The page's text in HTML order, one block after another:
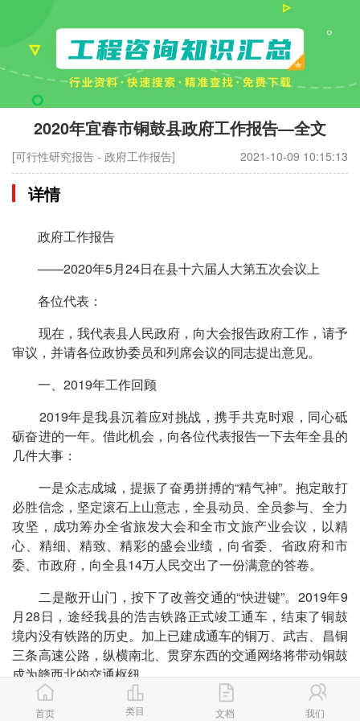
2020年宜春市铜鼓县政府工作报告—全文
[可行性研究报告 - 政府工作报告] 2021-10-09 10:15:13
详情
政府工作报告
——2020年5月24日在县十六届人大第五次会议上
各位代表：
现在，我代表县人民政府，向大会报告政府工作，请予
审议，并请各位政协委员和列席会议的同志提出意见。
一、2019年工作回顾
2019年是我县沉着应对挑战，携手共克时艰，同心砥
砺奋进的一年。借此机会，向各位代表报告一下去年全县的
几件大事：
一是众志成城，提振了奋勇拼搏的“精气神”。抱定敢打
必胜信念，坚定滚石上山意志，全县动员、全员参与、全力
攻坚，成功筹办全省旅发大会和全市文旅产业会议，以精
心、精细、精致、精彩的盛会业绩，向省委、省政府和市
委、市政府，向全县14万人民交出了一份满意的答卷。
二是敞开山门，按下了改善交通的“快进键”。2019年9
月28日，途经我县的浩吉铁路正式竣工通车，结束了铜鼓
境内没有铁路的历史。加上已建成通车的铜万、武吉、昌铜
三条高速公路，纵横南北、贯穿东西的交通网络将带动铜鼓
成为赣西北的交通枢纽。
三是万众一心，打好了脱贫攻坚的“翻身仗”。聚焦“两不
首页 类目 文档 我们